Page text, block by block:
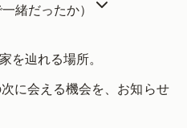
緒だったか）
を辿れる場所。
に会える機会を、お知らせ